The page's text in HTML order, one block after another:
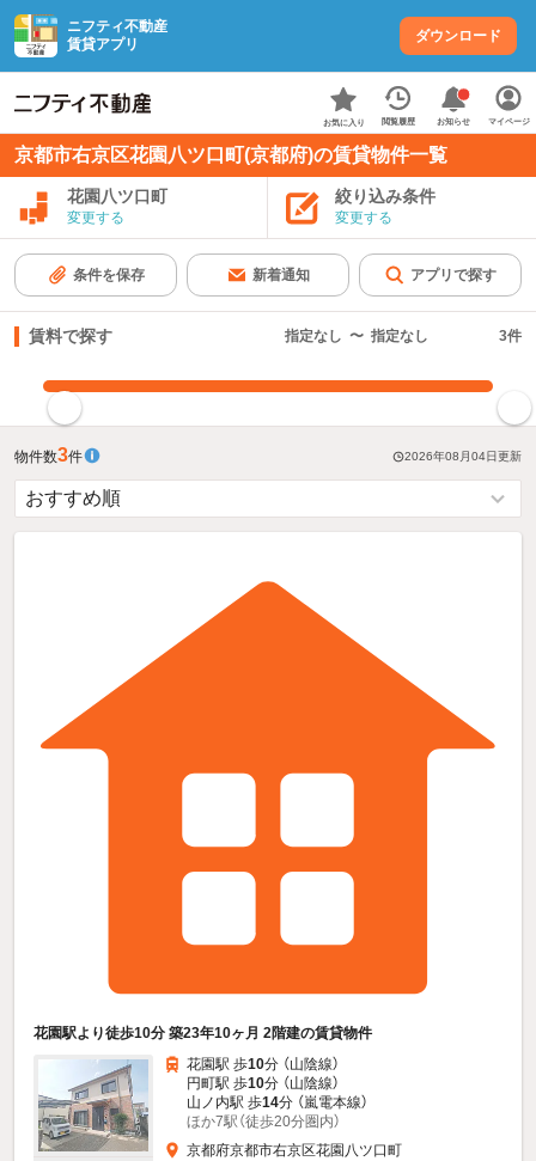
ニフティ不動産
賃貸アプリ
ダウンロード
お気に入り 閲覧履歴 お知らせ マイページ
京都市右京区花園八ツ口町(京都府)の賃貸物件一覧
花園八ツ口町
変更する
絞り込み条件
変更する
条件を保存 新着通知 アプリで探す
賃料で探す 指定なし 〜 指定なし 3件
物件数3件 2026年08月04日更新
花園駅より徒歩10分 築23年10ヶ月 2階建の賃貸物件
花園駅 歩10分 （山陰線）
円町駅 歩10分 （山陰線）
山ノ内駅 歩14分 （嵐電本線）
ほか7駅（徒歩20分圏内）
京都府京都市右京区花園八ツ口町